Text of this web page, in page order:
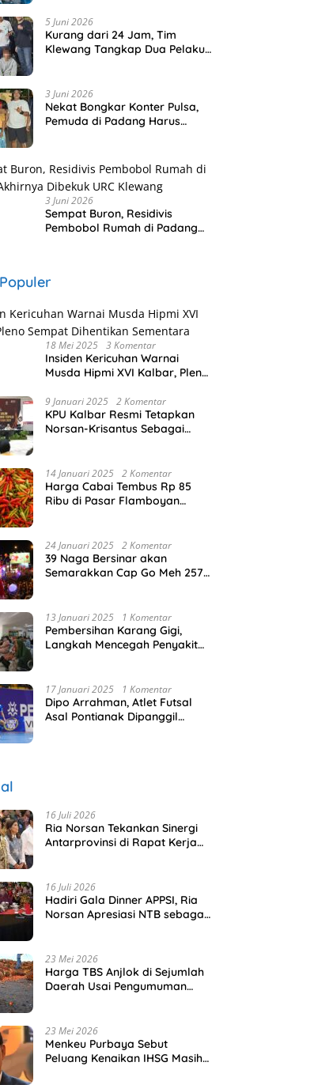
5 Juni 2026
Kurang dari 24 Jam, Tim
Klewang Tangkap Dua Pelaku
3 Juni 2026
Nekat Bongkar Konter Pulsa,
Pemuda di Padang Harus
3 Juni 2026
Sempat Buron, Residivis
Pembobol Rumah di Padang
18 Mei 2025 3 Komentar
Insiden Kericuhan Warnai
Musda Hipmi XVI Kalbar, Pleno
9 Januari 2025 2 Komentar
KPU Kalbar Resmi Tetapkan
Norsan-Krisantus Sebagai
14 Januari 2025 2 Komentar
Harga Cabai Tembus Rp 85
Ribu di Pasar Flamboyan
24 Januari 2025 2 Komentar
39 Naga Bersinar akan
Semarakkan Cap Go Meh 2576
13 Januari 2025 1 Komentar
Pembersihan Karang Gigi,
Langkah Mencegah Penyakit
17 Januari 2025 1 Komentar
Dipo Arrahman, Atlet Futsal
Asal Pontianak Dipanggil
16 Juli 2026
Ria Norsan Tekankan Sinergi
Antarprovinsi di Rapat Kerja
16 Juli 2026
Hadiri Gala Dinner APPSI, Ria
Norsan Apresiasi NTB sebagai
23 Mei 2026
Harga TBS Anjlok di Sejumlah
Daerah Usai Pengumuman
23 Mei 2026
Menkeu Purbaya Sebut
Peluang Kenaikan IHSG Masih